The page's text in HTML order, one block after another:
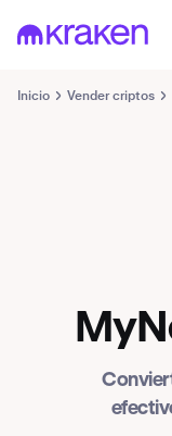
Inicio Vender criptos